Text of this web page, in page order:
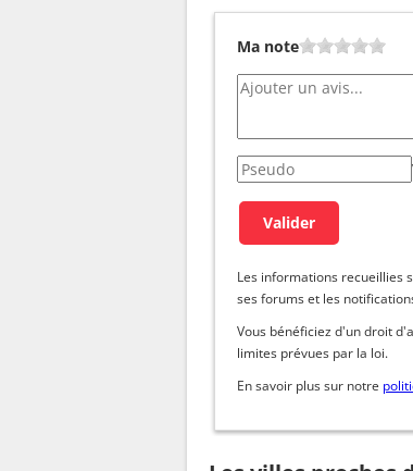
Ma note
Les informations recueillies
ses forums et les
Vous bénéficiez d'un droit
limites prévues par la loi.
En savoir plus sur notre